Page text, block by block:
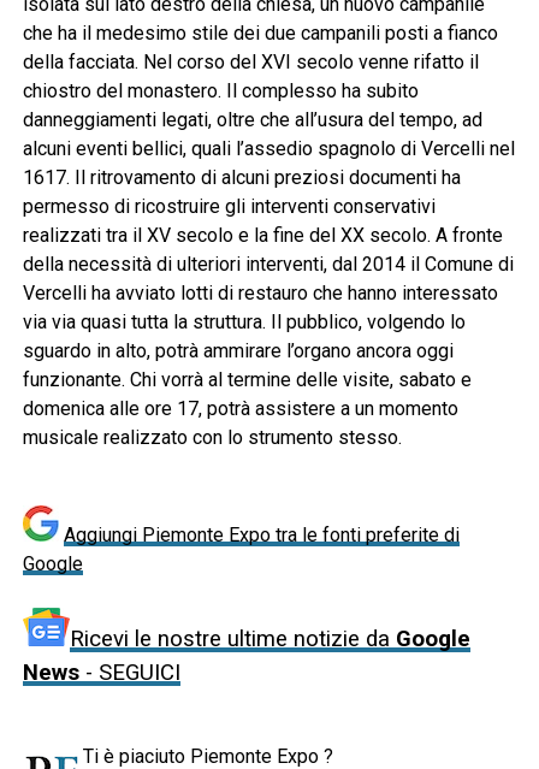
che ha il medesimo stile dei due campanili posti a fianco
della facciata. Nel corso del XVI secolo venne rifatto il
chiostro del monastero. Il complesso ha subito
danneggiamenti legati, oltre che all’usura del tempo, ad
alcuni eventi bellici, quali l’assedio spagnolo di Vercelli nel
1617. Il ritrovamento di alcuni preziosi documenti ha
permesso di ricostruire gli interventi conservativi
realizzati tra il XV secolo e la fine del XX secolo. A fronte
della necessità di ulteriori interventi, dal 2014 il Comune di
Vercelli ha avviato lotti di restauro che hanno interessato
via via quasi tutta la struttura. Il pubblico, volgendo lo
sguardo in alto, potrà ammirare l’organo ancora oggi
funzionante. Chi vorrà al termine delle visite, sabato e
domenica alle ore 17, potrà assistere a un momento
musicale realizzato con lo strumento stesso.
Aggiungi Piemonte Expo tra le fonti preferite di
Google
Ricevi le nostre ultime notizie da Google
News- SEGUICI
Ti è piaciuto Piemonte Expo ?